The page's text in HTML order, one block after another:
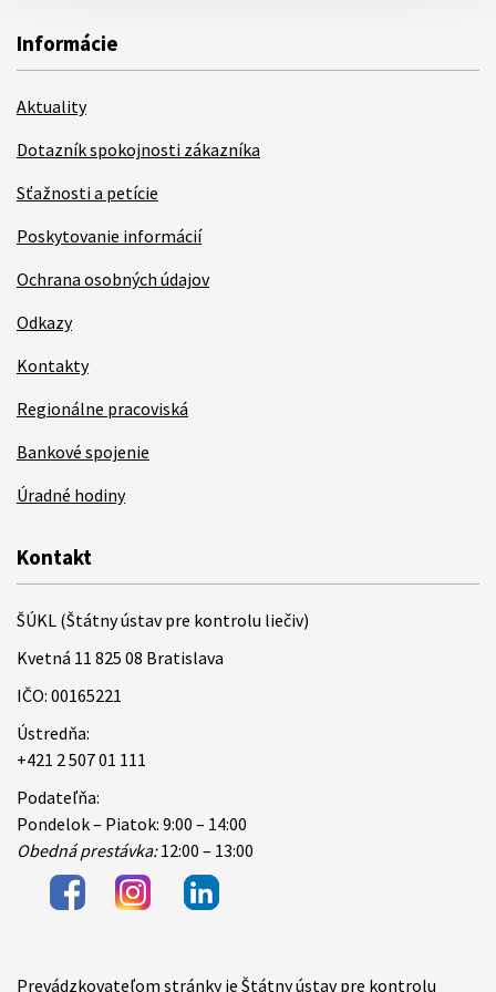
Informácie
Aktuality
Dotazník spokojnosti zákazníka
Sťažnosti a petície
Poskytovanie informácií
Ochrana osobných údajov
Odkazy
Kontakty
Regionálne pracoviská
Bankové spojenie
Úradné hodiny
Kontakt
ŠÚKL (Štátny ústav pre kontrolu liečiv)
Kvetná 11 825 08 Bratislava
IČO: 00165221
Ústredňa:
+421 2 507 01 111
Podateľňa:
Pondelok – Piatok: 9:00 – 14:00
Obedná prestávka:12:00 – 13:00
Prevádzkovateľom stránky je Štátny ústav pre kontrolu